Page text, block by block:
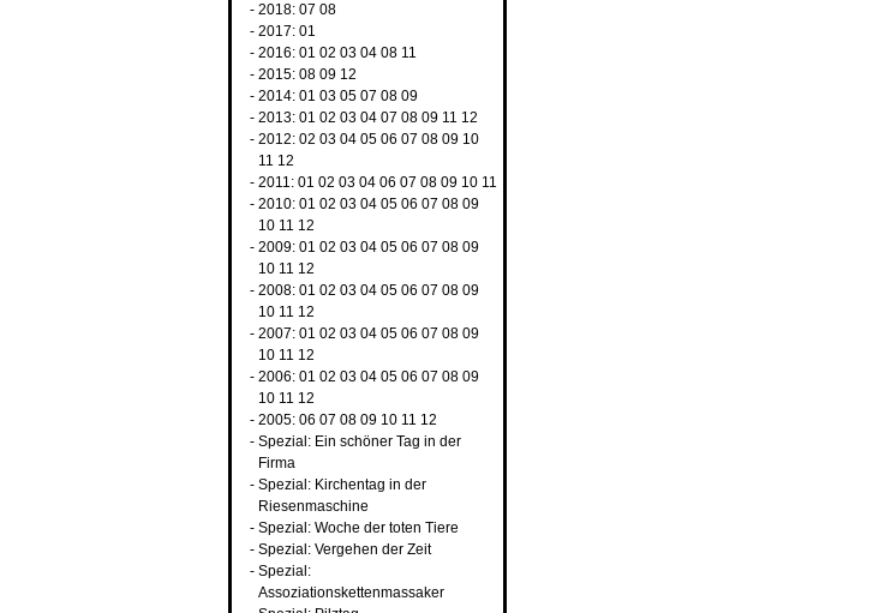
- 2018: 07 08
- 2017: 01
- 2016: 01 02 03 04 08 11
- 2015: 08 09 12
- 2014: 01 03 05 07 08 09
- 2013: 01 02 03 04 07 08 09 11 12
- 2012: 02 03 04 05 06 07 08 09 10
11 12
- 2011: 01 02 03 04 06 07 08 09 10 11
- 2010: 01 02 03 04 05 06 07 08 09
10 11 12
- 2009: 01 02 03 04 05 06 07 08 09
10 11 12
- 2008: 01 02 03 04 05 06 07 08 09
10 11 12
- 2007: 01 02 03 04 05 06 07 08 09
10 11 12
- 2006: 01 02 03 04 05 06 07 08 09
10 11 12
- 2005: 06 07 08 09 10 11 12
- Spezial: Ein schöner Tag in der
Firma
- Spezial: Kirchentag in der
Riesenmaschine
- Spezial: Woche der toten Tiere
- Spezial: Vergehen der Zeit
- Spezial:
Assoziationskettenmassaker